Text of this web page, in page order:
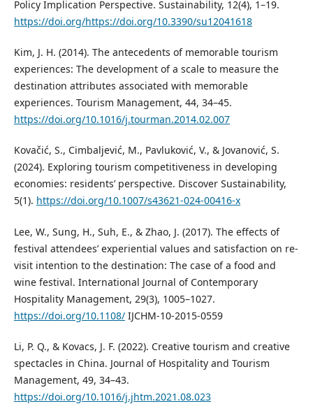
Policy Implication Perspective. Sustainability, 12(4), 1–19.
https://doi.org/https://doi.org/10.3390/su12041618
Kim, J. H. (2014). The antecedents of memorable tourism
experiences: The development of a scale to measure the
destination attributes associated with memorable
experiences. Tourism Management, 44, 34–45.
https://doi.org/10.1016/j.tourman.2014.02.007
Kovačić, S., Cimbaljević, M., Pavluković, V., & Jovanović, S.
(2024). Exploring tourism competitiveness in developing
economies: residents’ perspective. Discover Sustainability,
5(1). https://doi.org/10.1007/s43621-024-00416-x
Lee, W., Sung, H., Suh, E., & Zhao, J. (2017). The effects of
festival attendees’ experiential values and satisfaction on re-
visit intention to the destination: The case of a food and
wine festival. International Journal of Contemporary
Hospitality Management, 29(3), 1005–1027.
https://doi.org/10.1108/IJCHM-10-2015-0559
Li, P. Q., & Kovacs, J. F. (2022). Creative tourism and creative
spectacles in China. Journal of Hospitality and Tourism
Management, 49, 34–43.
https://doi.org/10.1016/j.jhtm.2021.08.023